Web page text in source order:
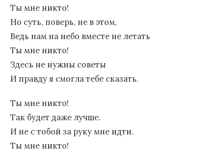
Ты мне никто!
Но суть, поверь, не в этом,
Ведь нам на небо вместе не летать
Ты мне никто!
Здесь не нужны советы
И правду я смогла тебе сказать.
Ты мне никто!
Так будет даже лучше.
И не с тобой за руку мне идти.
Ты мне никто!